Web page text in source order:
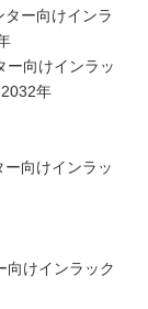
ー向けインラ
ー向けインラッ
年
向けインラッ
向けインラック